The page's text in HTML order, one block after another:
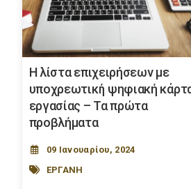
H λίστα επιχειρήσεων με
υποχρεωτική ψηφιακή
εργασίας – Τα πρώτα
προβλήματα
09 Ιανουαρίου, 2024
ΕΡΓΑΝΗ